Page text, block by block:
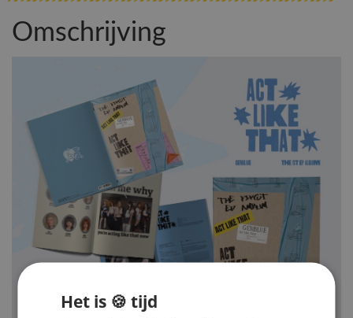
Omschrijving
Het is 🍪 tijd